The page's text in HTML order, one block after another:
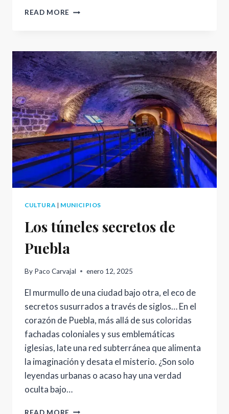
READ MORE
AL
ANIMAL
CULTURA| MUNICIPIOS
Los túneles secretos de
Puebla
By Paco Carvajal enero 12, 2025
El murmullo de una ciudad bajo otra, el eco de
secretos susurrados a través de siglos… En el
corazón de Puebla, más allá de sus coloridas
fachadas coloniales y sus emblemáticas
iglesias, late una red subterránea que alimenta
la imaginación y desata el misterio. ¿Son solo
leyendas urbanas o acaso hay una verdad
oculta bajo…
READ MORE LOS